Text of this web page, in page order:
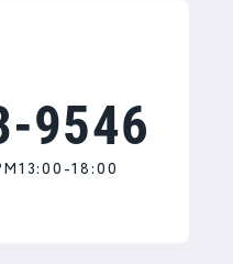
9546
18:00
踏まえ、慎重に